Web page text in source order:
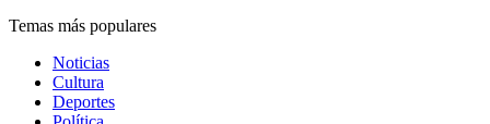
Temas más populares
Noticias
Cultura
Deportes